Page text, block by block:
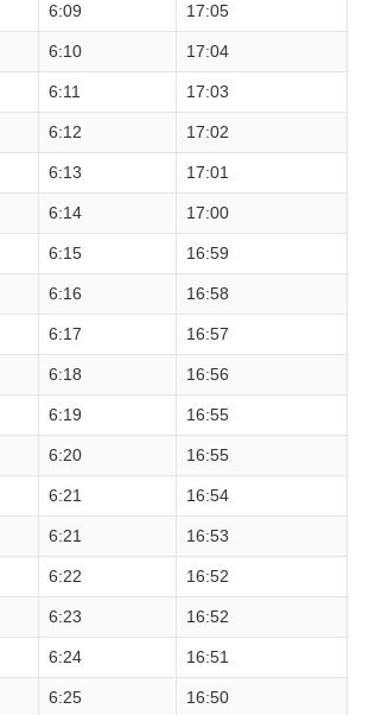
6:09 17:05
6:10 17:04
6:11 17:03
6:12 17:02
6:13 17:01
6:14 17:00
6:15 16:59
6:16 16:58
6:17 16:57
6:18 16:56
6:19 16:55
6:20 16:55
6:21 16:54
6:21 16:53
6:22 16:52
6:23 16:52
6:24 16:51
6:25 16:50